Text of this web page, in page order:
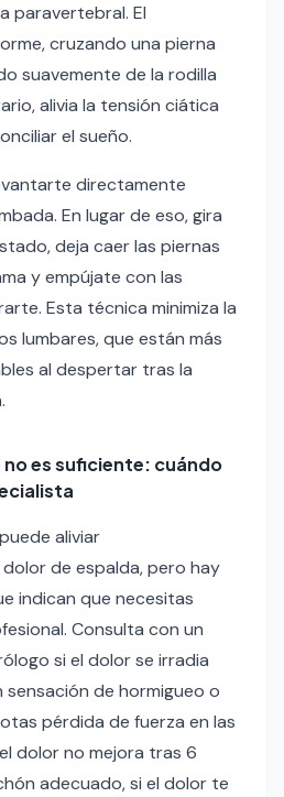
paravertebral. El
cruzando una pierna
suavemente de la rodilla
alivia la tensión ciática
el sueño.
directamente
En lugar de eso, gira
deja caer las piernas
y empújate con las
Esta técnica minimiza la
lumbares, que están más
al despertar tras la
es suficiente: cuándo
aliviar
de espalda, pero hay
indican que necesitas
Consulta con un
si el dolor se irradia
sensación de hormigueo o
pérdida de fuerza en las
dolor no mejora tras 6
adecuado, si el dolor te